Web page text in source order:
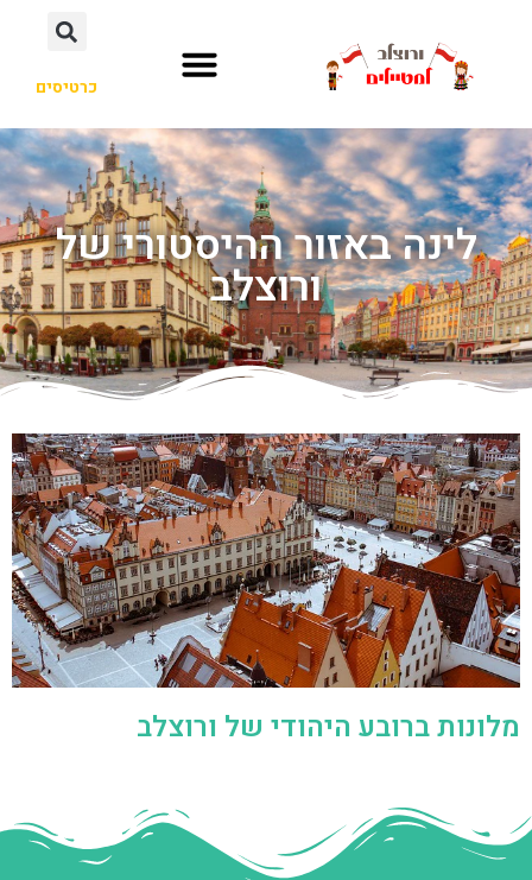
כרטיסים
לינה באזור ההיסטורי של
ורוצלב
מלונות ברובע היהודי של ורוצלב